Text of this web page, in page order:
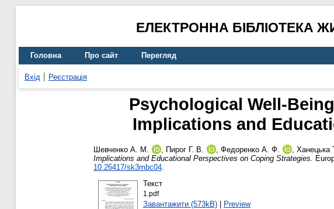
ЕЛЕКТРОННА БІБЛІОТЕКА
Головна Про сайт Перегляд
Вхід Реєстрація
Psychological Well-
Implications and
Шевченко А. М. , Пирог Г. В. , Федоренко А. Ф. , Ханецька
Implications and Educational Perspectives on Coping Strategies.
10.26417/sk3mbc04.
Текст
1.pdf
Завантажити (573kB)| Preview